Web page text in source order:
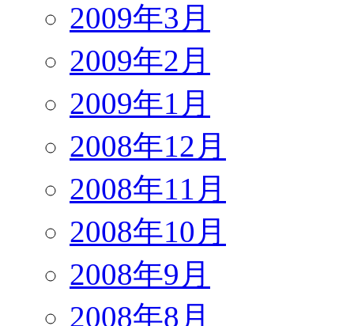
2009年3月
2009年2月
2009年1月
2008年12月
2008年11月
2008年10月
2008年9月
2008年8月